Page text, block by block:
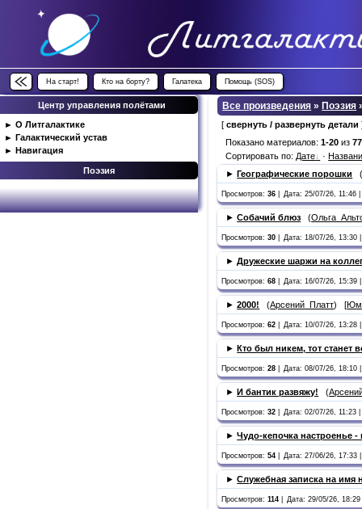
На старт! Кто на борту? Галатека Помощь (SOS)
Центр управления полётами
► О Литгалактике
► Галактический устав
► Навигация
Поэзия
Все произведения » Поэзия
[свернуть / развернуть детали
Показано материалов:1-20 из
Сортировать по: Дате ·
► Географические порошки
Просмотров:36 Дата: 25/07/26, 11:46 |
►Собачий блюз (
Просмотров:30 Дата: 18/07/26, 13:30 |
►Дружеские шаржи на
Просмотров:68 Дата: 16/07/26, 15:39 |
►2000! (Арсений_Платт) [
Просмотров:62 Дата: 10/07/26, 13:28 |
► Кто был никем, тот станет
Просмотров:28 Дата: 08/07/26, 18:10 |
► И бантик развяжу! (
Просмотров:32 Дата: 02/07/26, 11:23 |
►Чудо-кепочка настроенье
Просмотров:54 Дата: 27/06/26, 17:33 |
►Служебная записка на имя
Просмотров:114 Дата: 29/05/26, 18:29